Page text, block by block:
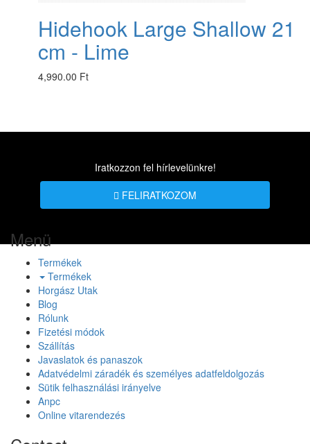
Hidehook Large Shallow 21
cm - Lime
4,990.00 Ft
Iratkozzon fel hírlevelünkre!
FELIRATKOZOM
Menü
Termékek
Termékek
Horgász Utak
Blog
Rólunk
Fizetési módok
Szállítás
Javaslatok és panaszok
Adatvédelmi záradék és személyes adatfeldolgozás
Sütik felhasználási irányelve
Anpc
Online vitarendezés